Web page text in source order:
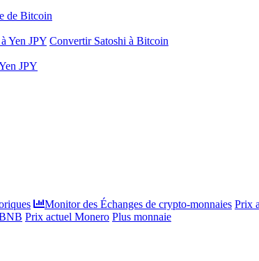
de Bitcoin
Yen JPY Convertir Satoshi à Bitcoin
JPY
Monitor des Échanges de crypto-monnaies Prix
Prix actuel Monero Plus monnaie